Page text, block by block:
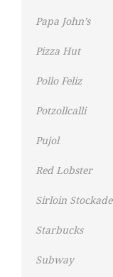
Papa John’s
Pizza Hut
Pollo Feliz
Potzollcalli
Pujol
Red Lobster
Sirloin Stockade
Starbucks
Subway